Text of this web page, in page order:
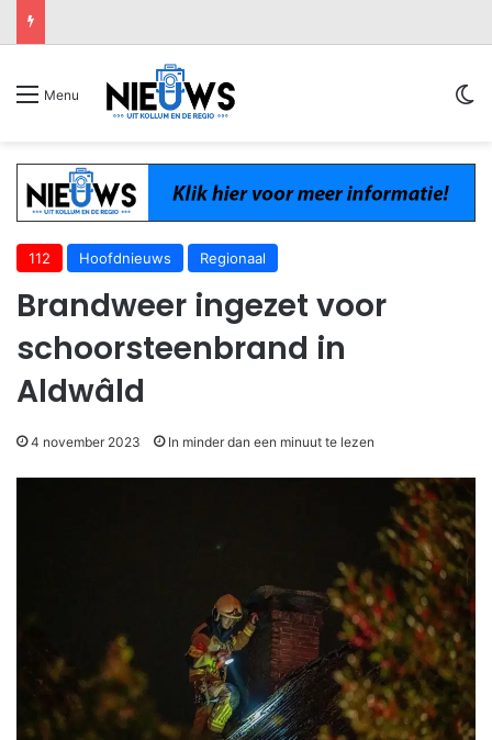
Menu
112 Hoofdnieuws Regionaal
Brandweer ingezet voor
schoorsteenbrand in
Aldwâld
4 november 2023 In minder dan een minuut te lezen